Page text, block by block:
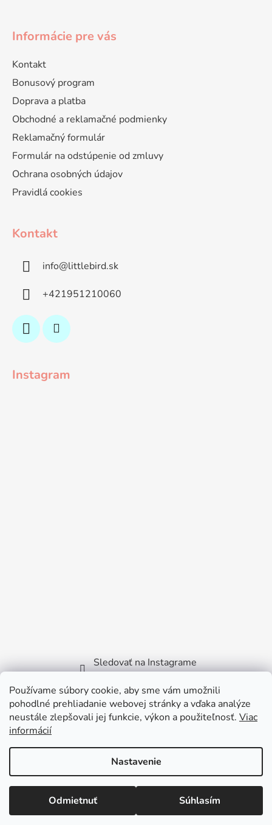
Používame súbory cookie, aby sme vám umožnili
pohodlné prehliadanie webovej stránky a vďaka analýze
neustále zlepšovali jej funkcie, výkon a použiteľnosť. Viac
informácií
Nastavenie
Odmietnuť Súhlasím
Informácie pre vás
Kontakt
Bonusový program
Doprava a platba
Obchodné a reklamačné podmienky
Reklamačný formulár
Formulár na odstúpenie od zmluvy
Ochrana osobných údajov
Pravidlá cookies
Kontakt
info@littlebird.sk
+421951210060
Instagram
Sledovať na Instagrame
Facebook
Vytvoril Shoptet
Copyright 2026Littlebird.sk. Všetky práva vyhradené.
Viktora Bilčíka 2722/35 - 915 01 Nové Mesto nad